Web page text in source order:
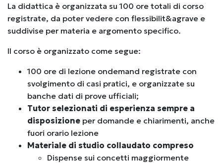
La didattica è organizzata su 100 ore totali di corso
registrate, da poter vedere con flessibilit&agrave e
suddivise per materia e argomento specifico.
Il corso è organizzato come segue:
100 ore di lezione ondemand registrate con
svolgimento di casi pratici, e organizzate su
banche dati di prove ufficiali;
Tutor selezionati di esperienza sempre a
disposizione per domande e chiarimenti, anche
fuori orario lezione
Materiale di studio collaudato compreso
Dispense sui concetti maggiormente